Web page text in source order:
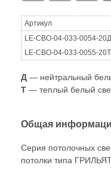
Артикул
LE-СВО-04-033-0054-20Д
LE-СВО-04-033-0055-20Т
Д — нейтральный
Т — теплый белый
Общая
Серия потолочных
потолки типа